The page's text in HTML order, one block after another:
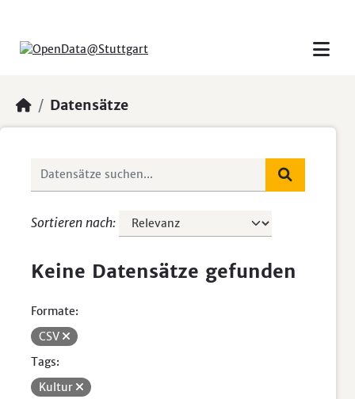
Datensätze
Sortieren nach
Keine Datensätze gefunden
Formate:
CSV
Tags:
Kultur